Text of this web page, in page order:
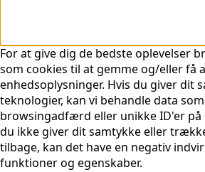
For at give dig de bedste oplevelser
som cookies til at gemme og/eller få
enhedsoplysninger. Hvis du giver dit
teknologier, kan vi behandle data
browsingadfærd eller unikke ID'er på
du ikke giver dit samtykke eller
tilbage, kan det have en negativ
funktioner og egenskaber.